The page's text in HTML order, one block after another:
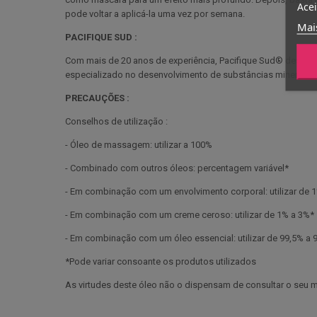
pode voltar a aplicá-la uma vez por semana.
PACIFIQUE SUD :
Com mais de 20 anos de experiência, Pacifique Sud®
especializado no desenvolvimento de substâncias minerais
PRECAUÇÕES :
Conselhos de utilização :
- Óleo de massagem: utilizar a 100%
- Combinado com outros óleos: percentagem variável*
- Em combinação com um envolvimento corporal: utilizar de
- Em combinação com um creme ceroso: utilizar de 1% a 3%*
- Em combinação com um óleo essencial: utilizar de 99,5% a
*Pode variar consoante os produtos utilizados
As virtudes deste óleo não o dispensam de consultar o seu